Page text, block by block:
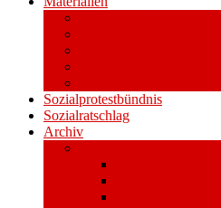
Sozialprotestbündnis
Sozialratschlag
Archiv